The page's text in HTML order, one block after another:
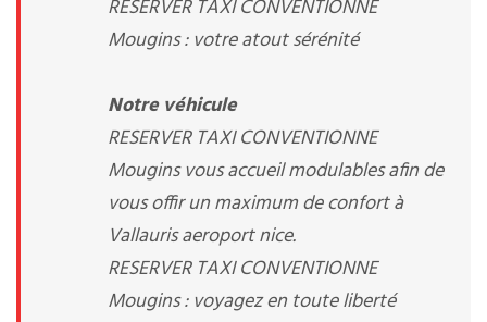
RESERVER TAXI CONVENTIONNE
Mougins : votre atout sérénité
Notre véhicule
RESERVER TAXI CONVENTIONNE
Mougins vous accueil modulables afin de
vous offir un maximum de confort à
Vallauris aeroport nice.
RESERVER TAXI CONVENTIONNE
Mougins : voyagez en toute liberté